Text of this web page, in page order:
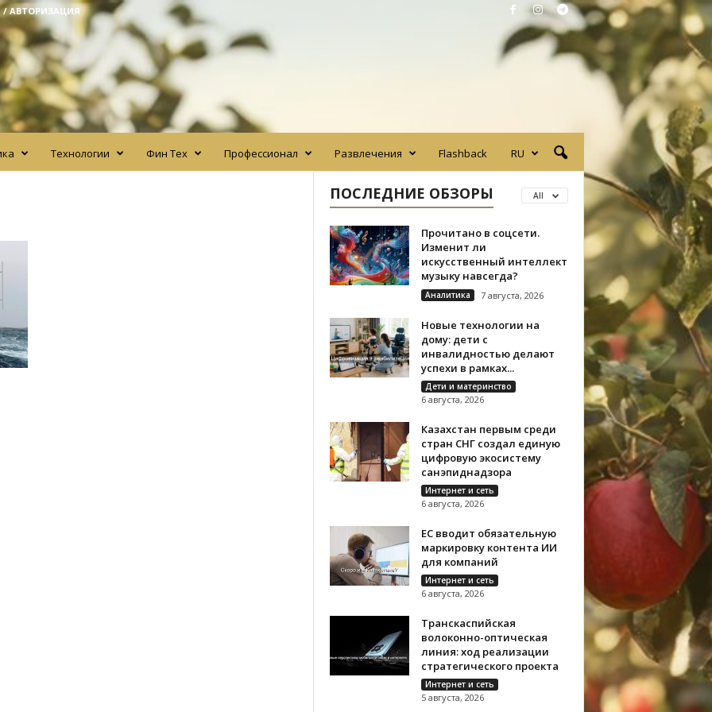
/ АВТОРИЗАЦИЯ
Технологии Фин Тех Профессионал Развлечения Flashback RU
ПОСЛЕДНИЕ ОБЗОРЫ All
Прочитано в соцсети.
Изменит ли
искусственный интеллект
музыку навсегда?
Аналитика 7 августа, 2026
Новые технологии на
дому: дети с
инвалидностью делают
успехи в рамках...
Дети и материнство
6 августа, 2026
Казахстан первым среди
стран СНГ создал единую
цифровую экосистему
санэпиднадзора
Интернет и сеть
6 августа, 2026
ЕС вводит обязательную
маркировку контента ИИ
для компаний
Интернет и сеть
6 августа, 2026
Транскаспийская
волоконно-оптическая
линия: ход реализации
стратегического проекта
Интернет и сеть
5 августа, 2026